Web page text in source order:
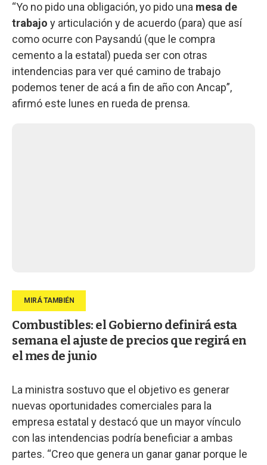
“Yo no pido una obligación, yo pido una mesa de
trabajo y articulación y de acuerdo (para) que así
como ocurre con Paysandú (que le compra
cemento a la estatal) pueda ser con otras
intendencias para ver qué camino de trabajo
podemos tener de acá a fin de año con Ancap”,
afirmó este lunes en rueda de prensa.
Combustibles: el Gobierno definirá esta
semana el ajuste de precios que regirá en
el mes de junio
La ministra sostuvo que el objetivo es generar
nuevas oportunidades comerciales para la
empresa estatal y destacó que un mayor vínculo
con las intendencias podría beneficiar a ambas
partes. “Creo que genera un ganar ganar porque le